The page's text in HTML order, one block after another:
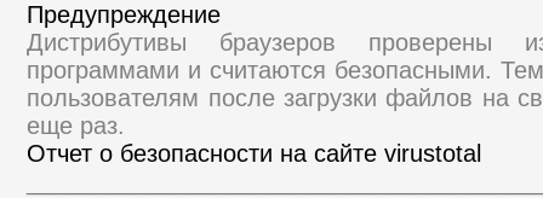
Предупреждение
Дистрибутивы браузеров проверены
программами и считаются безопасными.
пользователям после загрузки файлов на
еще раз.
Отчет о безопасности на сайте virustotal